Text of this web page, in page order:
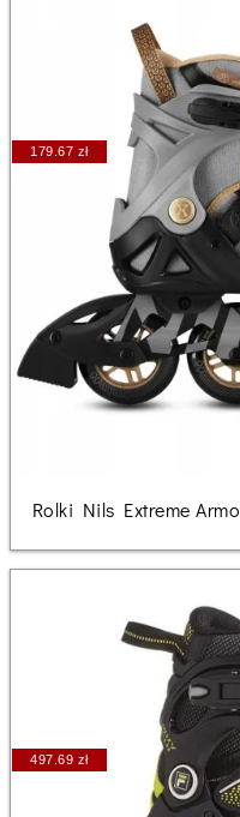
179.67 zł
Rolki Nils Extreme
497.69 zł